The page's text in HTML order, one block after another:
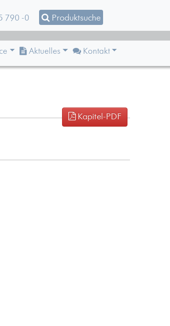
790 -0 Produktsuche
Aktuelles Kontakt
Kapitel-PDF